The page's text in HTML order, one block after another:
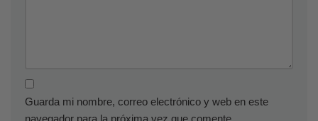
Guarda mi nombre, correo electrónico y web en este
navegador para la próxima vez que comente.